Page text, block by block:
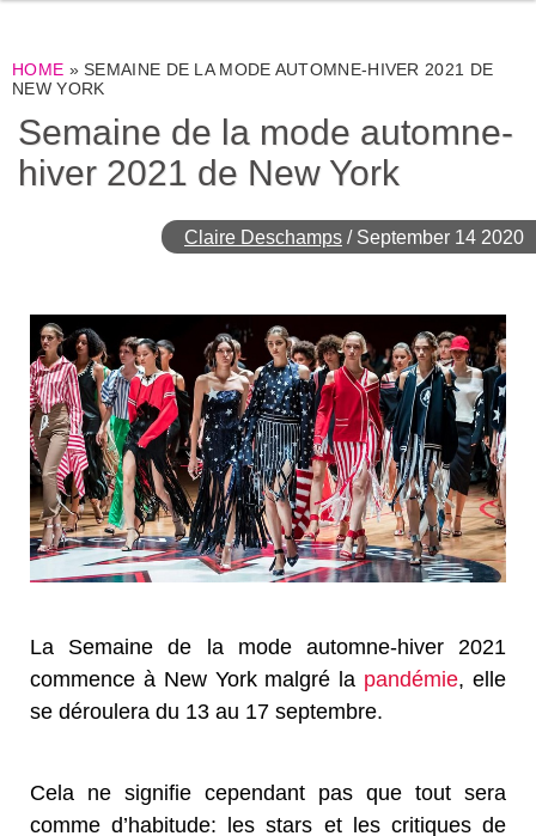
HOME »SEMAINE DE LA MODE AUTOMNE-HIVER 2021 DE
NEW YORK
Semaine de la mode automne-
hiver 2021 de New York
Claire Deschamps / September 14 2020
La Semaine de la mode automne-hiver 2021
commence à New York malgré la pandémie, elle
se déroulera du 13 au 17 septembre.
Cela ne signifie cependant pas que tout sera
comme d’habitude: les stars et les critiques de